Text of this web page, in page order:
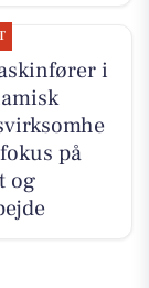
i
på
og